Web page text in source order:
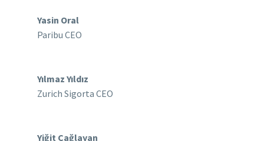
Yasin Oral
Paribu CEO
Yılmaz Yıldız
Zurich Sigorta CEO
Yiğit Çağlayan